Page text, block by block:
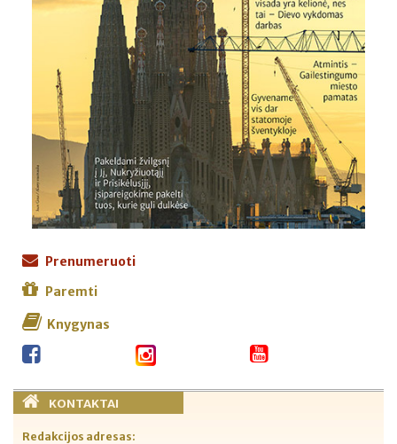
Prenumeruoti
Paremti
Knygynas
KONTAKTAI
Redakcijos adresas: